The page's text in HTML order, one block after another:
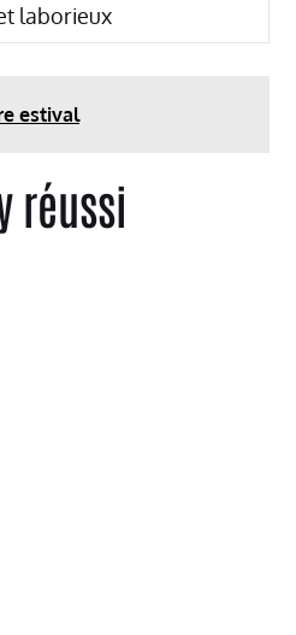
laborieux
estival
réussi